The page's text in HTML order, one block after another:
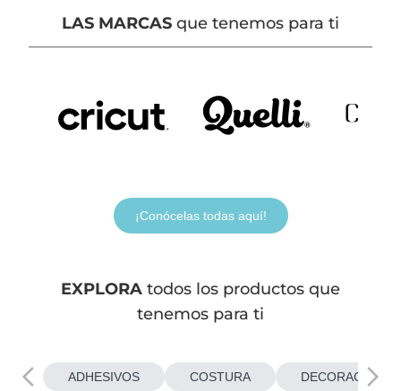
LAS MARCAS que tenemos para ti
¡Conócelas todas aquí!
EXPLORA todos los productos que
tenemos para ti
ADHESIVOS COSTURA